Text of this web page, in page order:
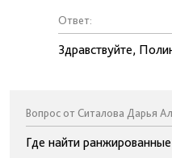
Ответ:
Здравствуйте,
Вопрос от Ситалова Дарья
Где найти ранжированные